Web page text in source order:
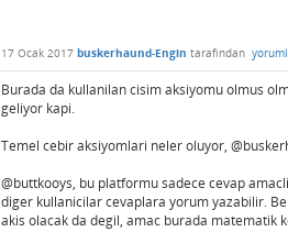
17 Ocak 2017 buskerhaund-Engin tarafından
Burada da kullanilan cisim aksiyomu olmus
geliyor kapi.
Temel cebir aksiyomlari neler oluyor,
@buttkooys, bu platformu sadece cevap
diger kullanicilar cevaplara yorum yazabilir.
akis olacak da degil, amac burada matematik